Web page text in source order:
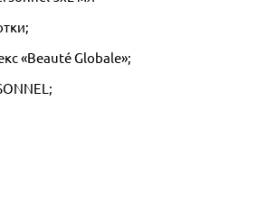
«Beauté Globale»;